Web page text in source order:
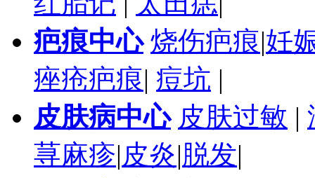
疤痕中心 烧伤疤痕|妊
痤疮疤痕| 痘坑 |
皮肤病中心 皮肤过敏 |
荨麻疹|皮炎|脱发|